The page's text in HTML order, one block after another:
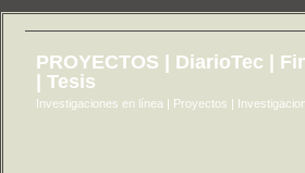
PROYECTOS | DiarioTec |
| Tesis
Investigaciones en línea | Proyectos |